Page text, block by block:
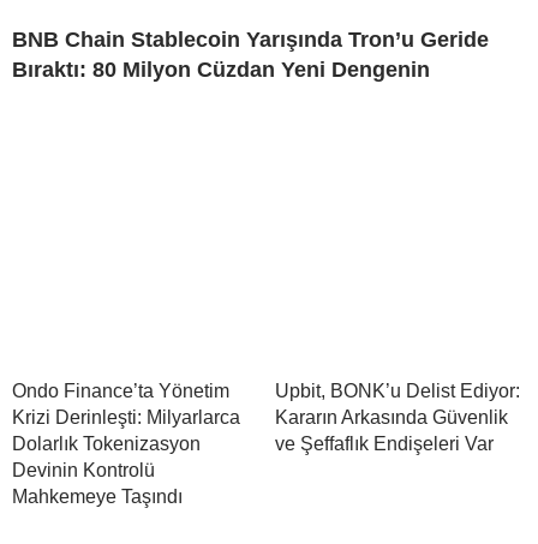
BNB Chain Stablecoin Yarışında Tron’u Geride
Bıraktı: 80 Milyon Cüzdan Yeni Dengenin
Ondo Finance’ta Yönetim
Krizi Derinleşti: Milyarlarca
Dolarlık Tokenizasyon
Devinin Kontrolü
Mahkemeye Taşındı
Upbit, BONK’u Delist Ediyor:
Kararın Arkasında Güvenlik
ve Şeffaflık Endişeleri Var